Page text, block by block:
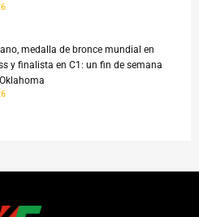
medalla de bronce mundial en
y finalista en C1: un fin de semana